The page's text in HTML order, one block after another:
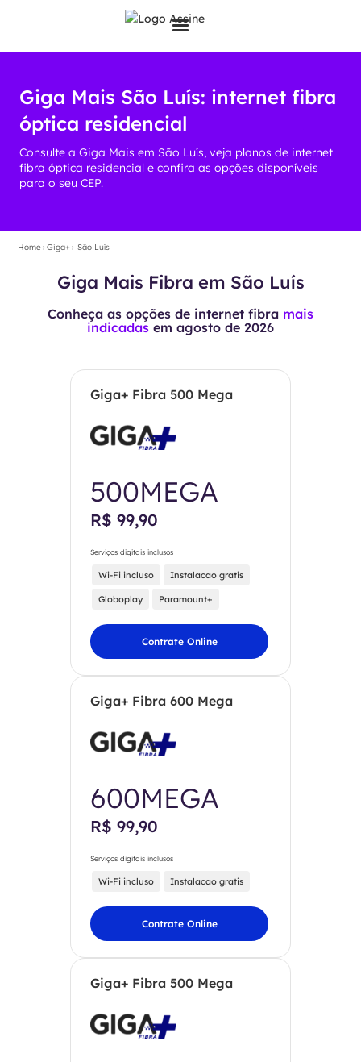
Giga Mais São Luís: internet fibra
óptica residencial
Consulte a Giga Mais em São Luís, veja planos de internet
fibra óptica residencial e confira as opções disponíveis
para o seu CEP.
Home›Giga+› São Luís
Giga Mais Fibra em São Luís
Conheça as opções de internet fibra mais
indicadas em agosto de 2026
Giga+ Fibra 500 Mega
500MEGA
R$ 99,90
Serviços digitais inclusos
Wi-Fi incluso Instalacao gratis
Globoplay Paramount+
Contrate Online
Giga+ Fibra 600 Mega
600MEGA
R$ 99,90
Serviços digitais inclusos
Wi-Fi incluso Instalacao gratis
Contrate Online
Giga+ Fibra 500 Mega